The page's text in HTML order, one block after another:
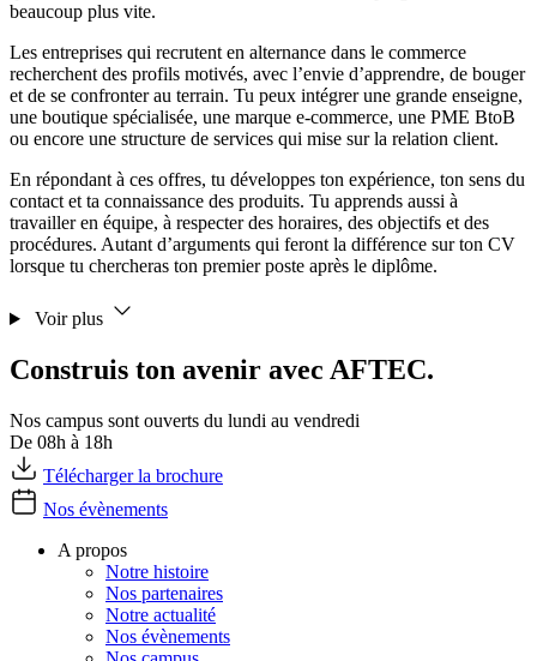
beaucoup plus vite.
Les entreprises qui recrutent en alternance dans le commerce
recherchent des profils motivés, avec l’envie d’apprendre, de bouger
et de se confronter au terrain. Tu peux intégrer une grande enseigne,
une boutique spécialisée, une marque e-commerce, une PME BtoB
ou encore une structure de services qui mise sur la relation client.
En répondant à ces offres, tu développes ton expérience, ton sens du
contact et ta connaissance des produits. Tu apprends aussi à
travailler en équipe, à respecter des horaires, des objectifs et des
procédures. Autant d’arguments qui feront la différence sur ton CV
lorsque tu chercheras ton premier poste après le diplôme.
Voir plus
Construis ton avenir avec AFTEC.
Nos campus sont ouverts du lundi au vendredi
De 08h à 18h
Télécharger la brochure
Nos évènements
A propos
Notre histoire
Nos partenaires
Notre actualité
Nos évènements